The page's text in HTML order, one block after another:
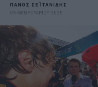
ΠΑΝΟΣ ΣΕΪΤΑΝΙΔΗΣ
09 ΦΕΒΡΟΥΑΡΙΟΥ 2025